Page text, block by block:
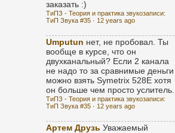
заказать :)
ТиПЗ - Теория и практика звукозаписи:
ТиП Звука #35 · 12 years ago
Umputun нет, не пробовал. Ты
вообще в курсе, что он
двухканальный? Если 2 канала
не надо то за сравнимые деньги
можно взять Symetrix 528E хотя
он больше чем просто услитель.
ТиПЗ - Теория и практика звукозаписи:
ТиП Звука #35 · 12 years ago
Артем Друзь Уважаемый